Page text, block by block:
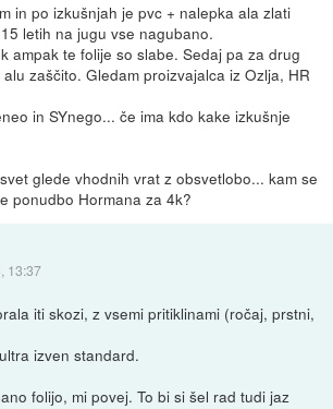
in po izkušnjah je pvc + nalepka ala zlati
letih na jugu vse nagubano.
ampak te folije so slabe. Sedaj pa za drug
zaščito. Gledam proizvajalca iz Ozlja, HR
in SYnego... če ima kdo kake izkušnje
glede vhodnih vrat z obsvetlobo... kam se
ponudbo Hormana za 4k?
13:37
iti skozi, z vsemi pritiklinami (ročaj, prstni,
izven standard.
folijo, mi povej. To bi si šel rad tudi jaz